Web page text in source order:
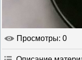
Просмотры: 0